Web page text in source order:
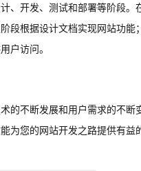
、开发、测试和部署等阶段
段根据设计文档实现网站功
户访问。
的不断发展和用户需求的不
为您的网站开发之路提供有益